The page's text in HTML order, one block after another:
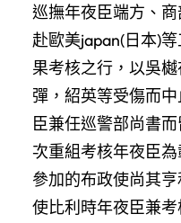
巡撫年夜臣端方、
赴歐美japan(日本)
果考核之行，以吳
彈，紹英等受傷而
臣兼任巡警部尚書
次重組考核年夜臣
參加的布政使尚其亨
使比利時年夜臣兼